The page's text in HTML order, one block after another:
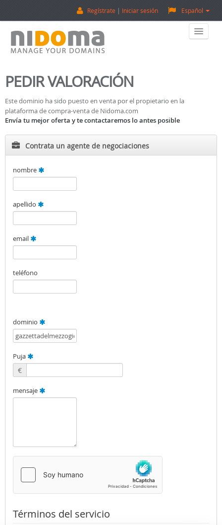
Español
Regístrate Iniciar sesión
Vender Dominios
¡Contactanos!
PEDIR VALORACIÓN
Este dominio ha sido puesto en venta por el propietario en la
plataforma de compra-venta de Nidoma.com
Envía tu mejor oferta y te contactaremos lo antes posible
Contrata un agente de negociaciones
nombre
apellido
email
teléfono
dominio
Puja
€
mensaje
Términos del servicio